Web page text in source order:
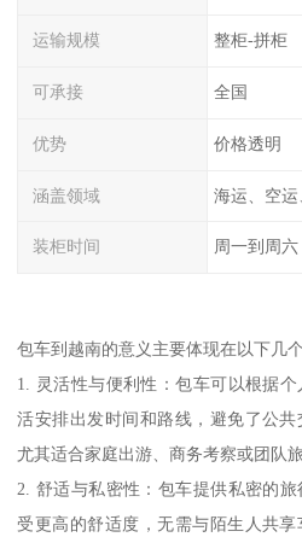
运输规模 整柜-拼柜
可承接 全国
优势 价格透明
涵盖领域 海运、空
装柜时间 周一到周六
包车到越南的意义主要体现在以下几
1. 灵活性与便利性：包车可以根据
活安排出发时间和路线，避免了公共
尤其适合家庭出游、商务考察或团队旅
2. 舒适与私密性：包车提供私密的
受更高的舒适度，无需与陌生人共